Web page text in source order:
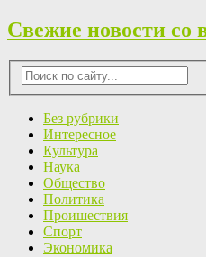
Свежие новости со
Без рубрики
Интересное
Культура
Наука
Общество
Политика
Проишествия
Спорт
Экономика